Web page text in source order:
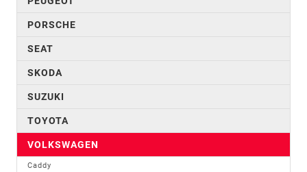
PORSCHE
SEAT
SKODA
SUZUKI
TOYOTA
VOLKSWAGEN
Caddy